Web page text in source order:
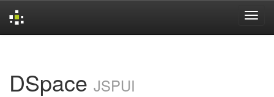
DSpace JSPUI